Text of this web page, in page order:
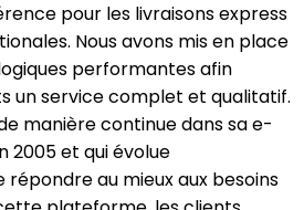
pour les livraisons express
Nous avons mis en place
performantes afin
un service complet et qualitatif.
manière continue dans sa e-
2005 et qui évolue
au mieux aux besoins